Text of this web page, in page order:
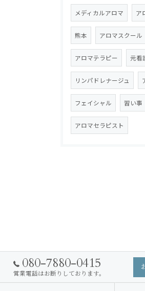
メディカルアロマ ア
熊本 アロマスクール
アロマテラピー 元看
リンパドレナージュ
フェイシャル 習い事
アロマセラピスト
080-7880-0415
営業電話はお断りしております。